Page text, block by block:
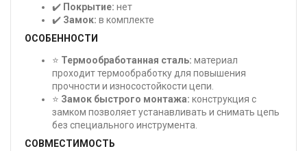
✔️ Покрытие: нет
✔️ Замок: в комплекте
ОСОБЕННОСТИ
⭐ Термообработанная сталь: материал
проходит термообработку для повышения
прочности и износостойкости цепи.
⭐ Замок быстрого монтажа: конструкция с
замком позволяет устанавливать и снимать цепь
без специального инструмента.
СОВМЕСТИМОСТЬ